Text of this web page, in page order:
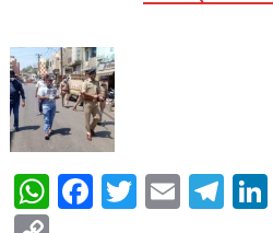
WhatsApp
Facebook
Twitter
Email